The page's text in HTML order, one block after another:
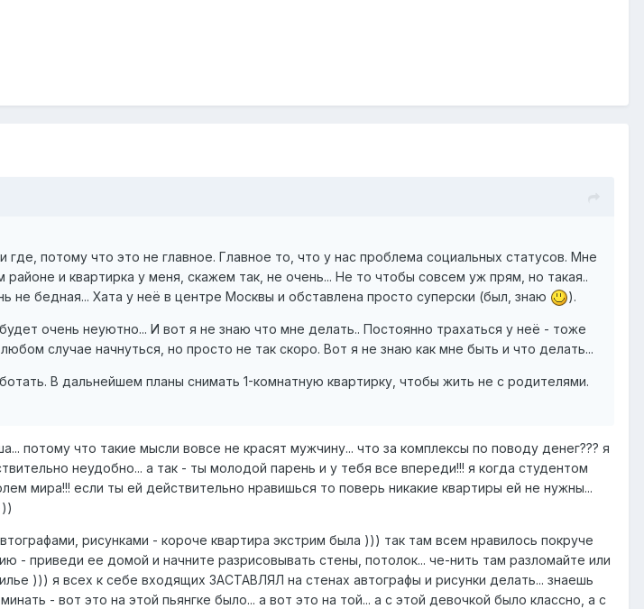
где, потому что это не главное. Главное то, что у нас проблема социальных статусов. Мне
и квартирка у меня, скажем так, не очень... Не то чтобы совсем уж прям, но такая..
не бедная... Хата у неё в центре Москвы и обставлена просто суперски (был, знаю
).
очень неуютно... И вот я не знаю что мне делать.. Постоянно трахаться у неё - тоже
случае начнуться, но просто не так скоро. Вот я не знаю как мне быть и что делать...
В дальнейшем планы снимать 1-комнатную квартирку, чтобы жить не с родителями.
потому что такие мысли вовсе не красят мужчину... что за комплексы по поводу денег??? я
неудобно... а так - ты молодой парень и у тебя все впереди!!! я когда студентом
мира!!! если ты ей действительно нравишься то поверь никакие квартиры ей не нужны...
рисунками - короче квартира экстрим была ))) так там всем нравилось покруче
- приведи ее домой и начните разрисовывать стены, потолок... че-нить там разломайте или
))) я всех к себе входящих ЗАСТАВЛЯЛ на стенах автографы и рисунки делать... знаешь
- вот это на этой пьянгке было... а вот это на той... а с этой девочкой было классно, а с